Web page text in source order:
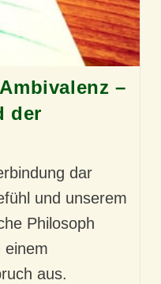
–
der
dar
und unserem
Philosoph
einem
aus.